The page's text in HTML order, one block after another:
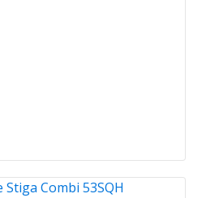
Stiga Combi 53SQH